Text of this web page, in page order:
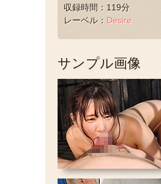
収録時間：119分
レーベル： Desire
サンプル画像